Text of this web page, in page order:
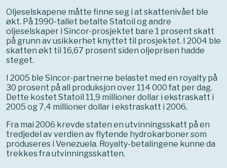
Oljeselskapene måtte finne seg i at skattenivået ble
økt. På 1990-tallet betalte Statoil og andre
oljeselskaper i Sincor-prosjektet bare 1 prosent skatt
på grunn av usikkerhet knyttet til prosjektet. I 2004 ble
skatten økt til 16,67 prosent siden oljeprisen hadde
steget.
I 2005 ble Sincor-partnerne belastet med en royalty på
30 prosent på all produksjon over 114 000 fat per dag.
Dette kostet Statoil 11,9 millioner dollar i ekstraskatt i
2005 og 7,4 millioner dollar i ekstraskatt i 2006.
Fra mai 2006 krevde staten en utvinningsskatt på en
tredjedel av verdien av flytende hydrokarboner som
produseres i Venezuela. Royalty-betalingene kunne da
trekkes fra utvinningsskatten.